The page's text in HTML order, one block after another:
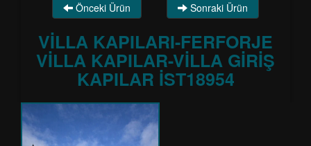
Önceki Ürün Sonraki Ürün
VİLLA KAPILARI-FERFORJE
VİLLA KAPILAR-VİLLA GİRİŞ
KAPILAR IST18954